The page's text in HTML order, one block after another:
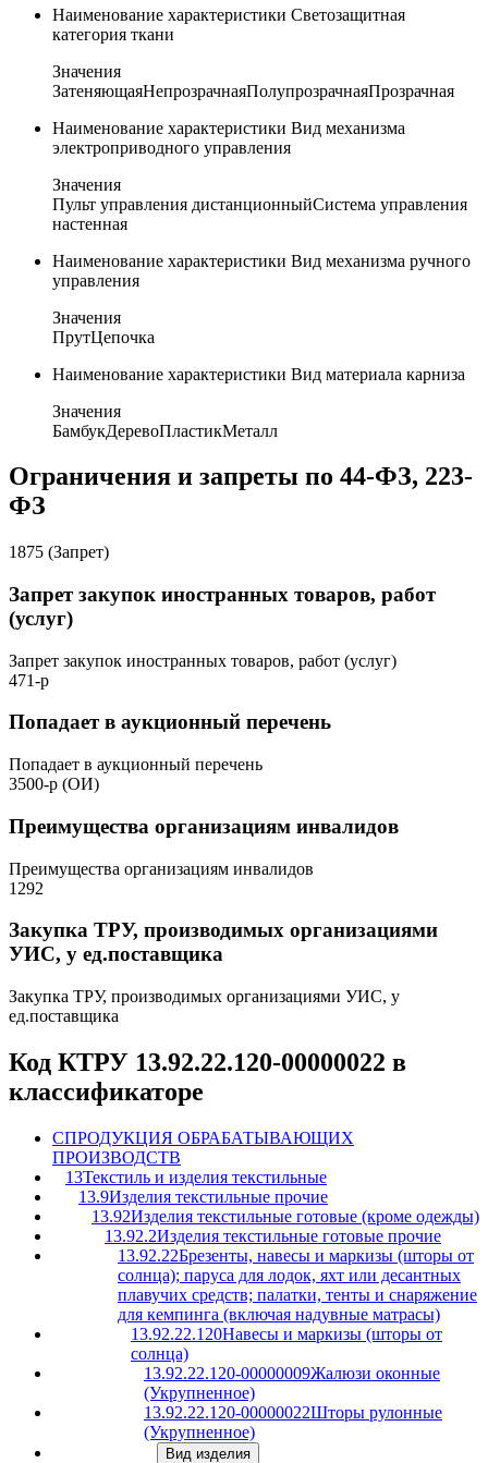
Наименование характеристики Светозащитная
категория ткани
Значения
ЗатеняющаяНепрозрачнаяПолупрозрачнаяПрозрачная
Наименование характеристики Вид механизма
электроприводного управления
Значения
Пульт управления дистанционныйСистема управления
настенная
Наименование характеристики Вид механизма ручного
управления
Значения
ПрутЦепочка
Наименование характеристики Вид материала карниза
Значения
БамбукДеревоПластикМеталл
Ограничения и запреты по 44-ФЗ, 223-
ФЗ
1875 (Запрет)
Запрет закупок иностранных товаров, работ
(услуг)
Запрет закупок иностранных товаров, работ (услуг)
471-р
Попадает в аукционный перечень
Попадает в аукционный перечень
3500-р (ОИ)
Преимущества организациям инвалидов
Преимущества организациям инвалидов
1292
Закупка ТРУ, производимых организациями
УИС, у ед.поставщика
Закупка ТРУ, производимых организациями УИС, у
ед.поставщика
Код КТРУ 13.92.22.120-00000022 в
классификаторе
CПРОДУКЦИЯ ОБРАБАТЫВАЮЩИХ
ПРОИЗВОДСТВ
13Текстиль и изделия текстильные
13.9Изделия текстильные прочие
13.92Изделия текстильные готовые (кроме одежды)
13.92.2Изделия текстильные готовые прочие
13.92.22Брезенты, навесы и маркизы (шторы от
солнца); паруса для лодок, яхт или десантных
плавучих средств; палатки, тенты и снаряжение
для кемпинга (включая надувные матрасы)
13.92.22.120Навесы и маркизы (шторы от
солнца)
13.92.22.120-00000009Жалюзи оконные
(Укрупненное)
13.92.22.120-00000022Шторы рулонные
(Укрупненное)
Вид изделия